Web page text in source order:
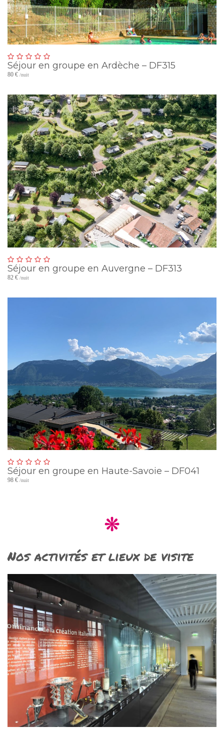
Séjour en groupe en Ardèche – DF315
80 € /nuit
Séjour en groupe en Auvergne – DF313
82 € /nuit
Séjour en groupe en Haute-Savoie – DF041
98 € /nuit
Nos activités et lieux de visite